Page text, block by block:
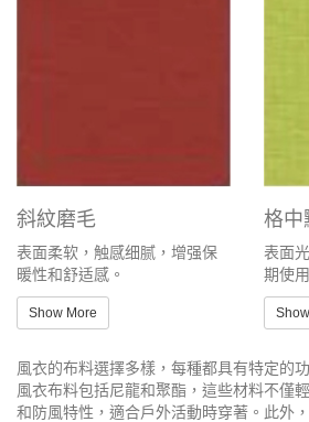
斜紋磨毛
表面柔软，触感细腻，增强保
暖性和舒适感。
Show More
格中
表面
期使用
風衣的布料選擇多樣，每種都具有特定的
風衣布料包括尼龍和聚酯，這些材料不僅
和防風特性，適合戶外活動時穿著。此外